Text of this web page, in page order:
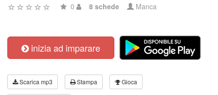
0 8 schede Manca
inizia ad imparare
Scarica mp3 Stampa Gioca